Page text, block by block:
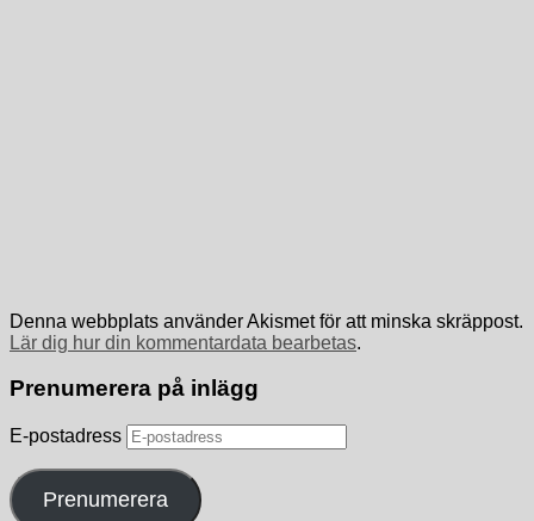
Denna webbplats använder Akismet för att minska skräppost.
Lär dig hur din kommentardata bearbetas.
Prenumerera på inlägg
E-postadress
Prenumerera